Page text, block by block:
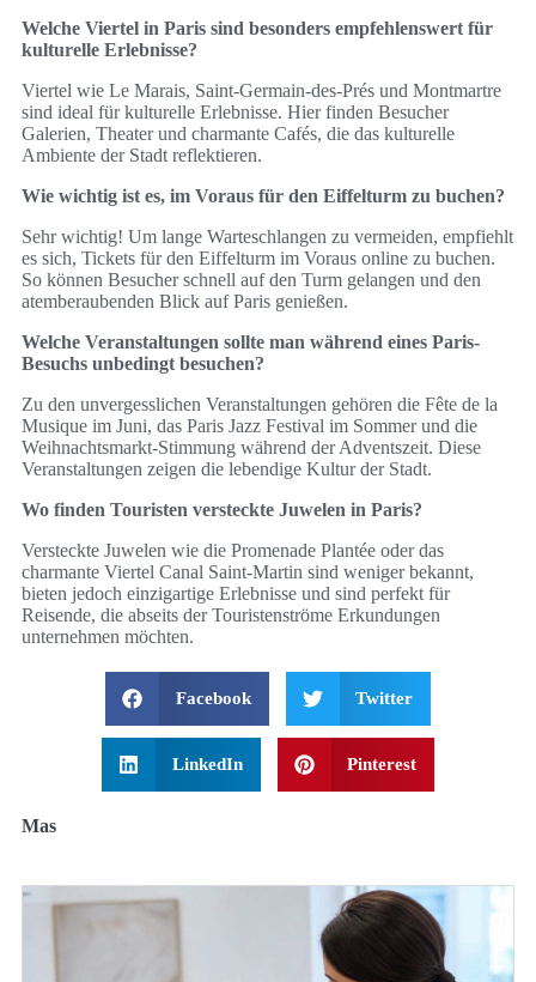
Welche Viertel in Paris sind besonders empfehlenswert für
kulturelle Erlebnisse?
Viertel wie Le Marais, Saint-Germain-des-Prés und Montmartre
sind ideal für kulturelle Erlebnisse. Hier finden Besucher
Galerien, Theater und charmante Cafés, die das kulturelle
Ambiente der Stadt reflektieren.
Wie wichtig ist es, im Voraus für den Eiffelturm zu buchen?
Sehr wichtig! Um lange Warteschlangen zu vermeiden, empfiehlt
es sich, Tickets für den Eiffelturm im Voraus online zu buchen.
So können Besucher schnell auf den Turm gelangen und den
atemberaubenden Blick auf Paris genießen.
Welche Veranstaltungen sollte man während eines Paris-
Besuchs unbedingt besuchen?
Zu den unvergesslichen Veranstaltungen gehören die Fête de la
Musique im Juni, das Paris Jazz Festival im Sommer und die
Weihnachtsmarkt-Stimmung während der Adventszeit. Diese
Veranstaltungen zeigen die lebendige Kultur der Stadt.
Wo finden Touristen versteckte Juwelen in Paris?
Versteckte Juwelen wie die Promenade Plantée oder das
charmante Viertel Canal Saint-Martin sind weniger bekannt,
bieten jedoch einzigartige Erlebnisse und sind perfekt für
Reisende, die abseits der Touristenströme Erkundungen
unternehmen möchten.
Facebook Twitter
LinkedIn Pinterest
Mas